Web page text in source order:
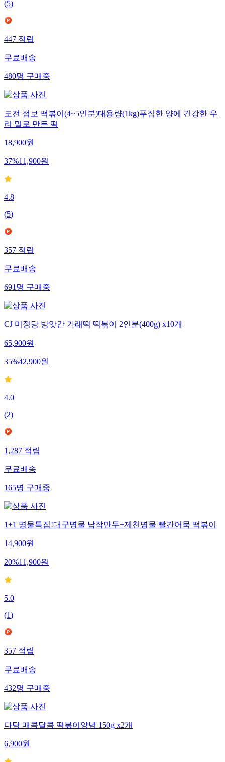
(5)
447적립
무료배송
480명구매중
도전 점보 떡볶이(4~5인분)대용량(1kg)푸짐한 양에 건강한 우
리 밀로 만든 떡
18,900원
37%11,900원
4.8
(5)
357적립
무료배송
691명구매중
CJ 미정당 방앗간 가래떡 떡볶이 2인분(400g) x10개
65,900원
35%42,900원
4.0
(2)
1,287적립
무료배송
165명구매중
1+1 명물특집!대구명물 납작만두+제천명물 빨간어묵 떡볶이
14,900원
20%11,900원
5.0
(1)
357적립
무료배송
432명구매중
다담 매콤달콤 떡볶이양념 150g x2개
6,900원